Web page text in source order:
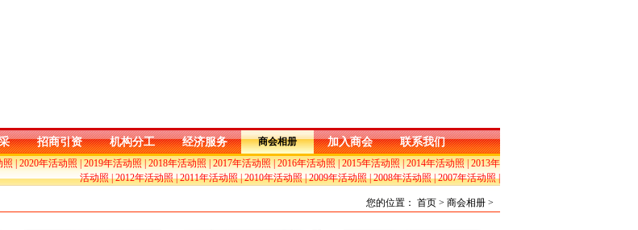
招商引资 机构分工 经济服务 商会相册 加入商会 联系我们
照|2020年活动照|2019年活动照|2018年活动照|2017年活动照|2016年活动照|2015年活动照|2014年活动照|2013年
活动照|2012年活动照|2011年活动照|2010年活动照|2009年活动照|2008年活动照|2007年活动照|
您的位置： 首页 > 商会相册 >